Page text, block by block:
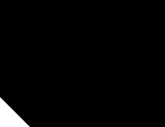
Изготовили значки